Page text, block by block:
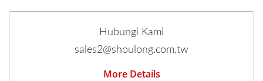
Hubungi Kami
sales2@shoulong.com.tw
More Details